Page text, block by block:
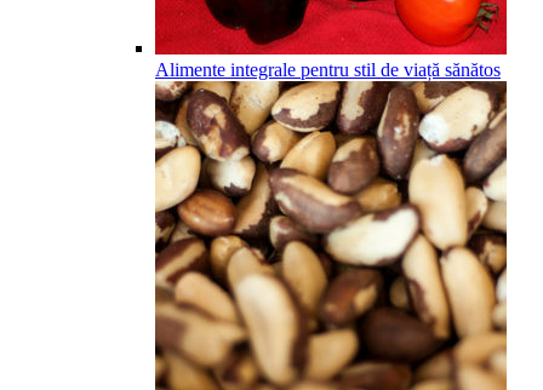
Alimente integrale pentru stil de viață sănătos